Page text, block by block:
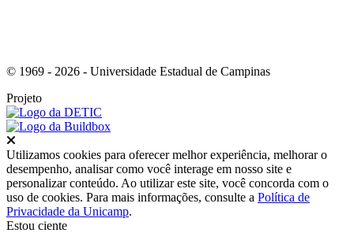
© 1969 - 2026 - Universidade Estadual de Campinas
Projeto
Utilizamos cookies para oferecer melhor experiência, melhorar o
desempenho, analisar como você interage em nosso site e
personalizar conteúdo. Ao utilizar este site, você concorda com o
uso de cookies. Para mais informações, consulte a Política de
Privacidade da Unicamp.
Estou ciente